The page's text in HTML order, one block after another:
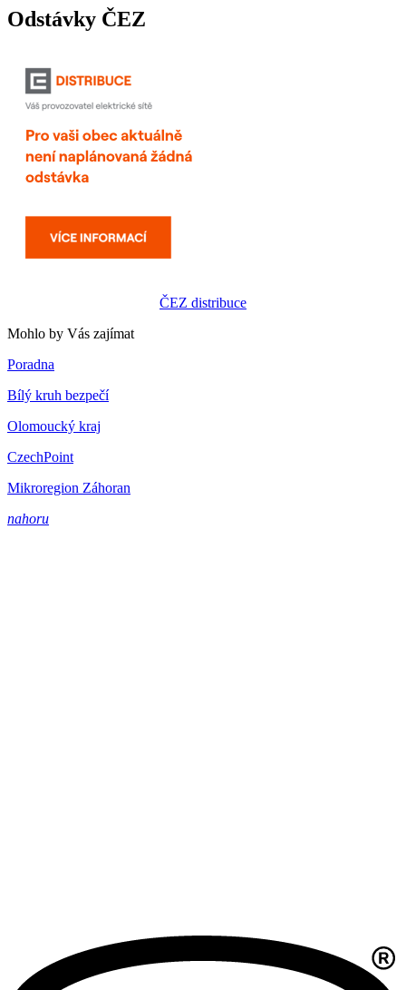
Odstávky ČEZ
ČEZ distribuce
Mohlo by Vás zajímat
Poradna
Bílý kruh bezpečí
Olomoucký kraj
CzechPoint
Mikroregion Záhoran
nahoru